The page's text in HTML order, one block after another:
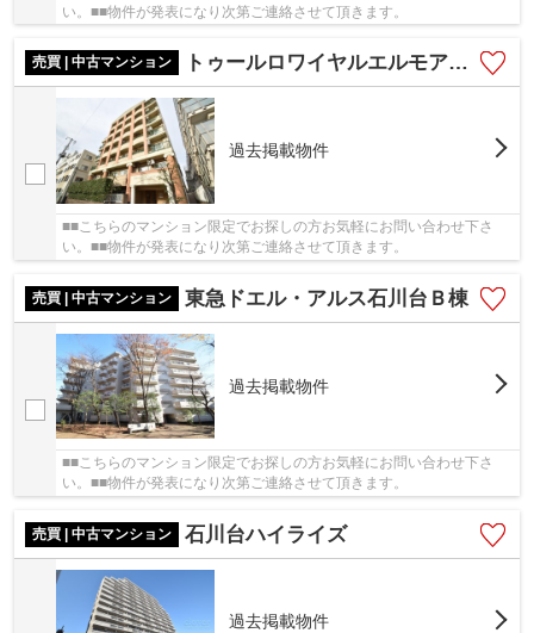
い。■■物件が発表になり次第ご連絡させて頂きます。
売買 | 中古マンション トゥールロワイヤルエルモア尾山台
過去掲載物件
■■こちらのマンション限定でお探しの方お気軽にお問い合わせ下さ
い。■■物件が発表になり次第ご連絡させて頂きます。
売買 | 中古マンション 東急ドエル・アルス石川台Ｂ棟
過去掲載物件
■■こちらのマンション限定でお探しの方お気軽にお問い合わせ下さ
い。■■物件が発表になり次第ご連絡させて頂きます。
売買 | 中古マンション 石川台ハイライズ
過去掲載物件